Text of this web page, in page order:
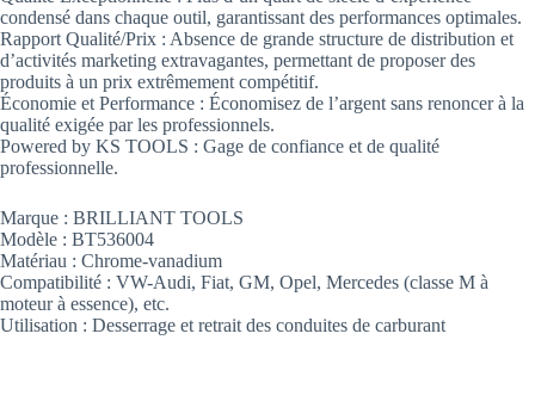
condensé dans chaque outil, garantissant des performances optimales.
Rapport Qualité/Prix : Absence de grande structure de distribution et
d’activités marketing extravagantes, permettant de proposer des
produits à un prix extrêmement compétitif.
Économie et Performance : Économisez de l’argent sans renoncer à la
qualité exigée par les professionnels.
Powered by KS TOOLS : Gage de confiance et de qualité
professionnelle.
Marque : BRILLIANT TOOLS
Modèle : BT536004
Matériau : Chrome-vanadium
Compatibilité : VW-Audi, Fiat, GM, Opel, Mercedes (classe M à
moteur à essence), etc.
Utilisation : Desserrage et retrait des conduites de carburant